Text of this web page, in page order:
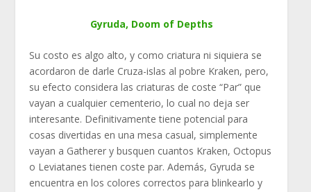
Gyruda, Doom of Depths
Su costo es algo alto, y como criatura ni siquiera se
acordaron de darle Cruza-islas al pobre Kraken, pero,
su efecto considera las criaturas de coste “Par” que
vayan a cualquier cementerio, lo cual no deja ser
interesante. Definitivamente tiene potencial para
cosas divertidas en una mesa casual, simplemente
vayan a Gatherer y busquen cuantos Kraken, Octopus
o Leviatanes tienen coste par. Además, Gyruda se
encuentra en los colores correctos para blinkearlo y